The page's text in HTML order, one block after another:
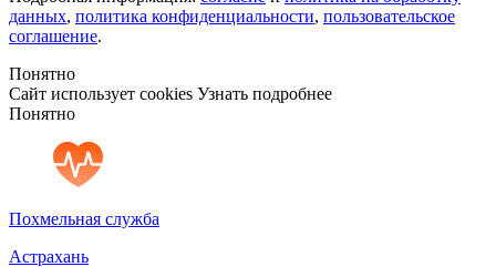
данных, политика конфиденциальности, пользовательское
соглашение.
Понятно
Сайт использует cookies Узнать подробнее
Понятно
Похмельная служба
Астрахань